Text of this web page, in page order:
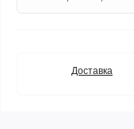
Доставка